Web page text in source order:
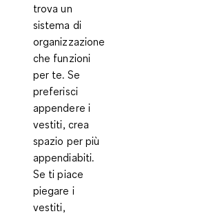
trova un
sistema di
organizzazione
che funzioni
per te. Se
preferisci
appendere i
vestiti, crea
spazio per più
appendiabiti.
Se ti piace
piegare i
vestiti,